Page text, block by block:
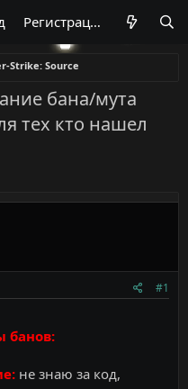
Регистрация
Strike: Source
бана/мута
тех кто нашел
#1
банов:
не знаю за код,